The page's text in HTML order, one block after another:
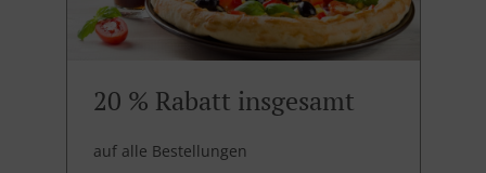
20 % Rabatt insgesamt
auf alle Bestellungen